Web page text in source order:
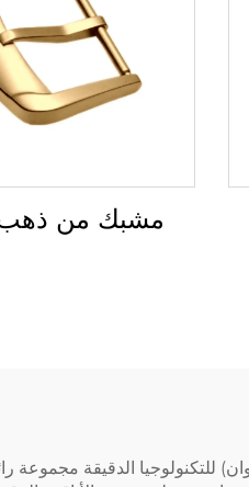
مشبك من ذهب
للتكنولوجيا الدقيقة